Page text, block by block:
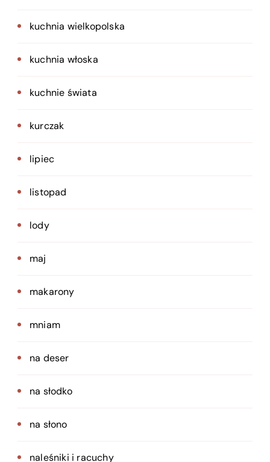
kuchnia wielkopolska
kuchnia włoska
kuchnie świata
kurczak
lipiec
listopad
lody
maj
makarony
mniam
na deser
na słodko
na słono
naleśniki i racuchy